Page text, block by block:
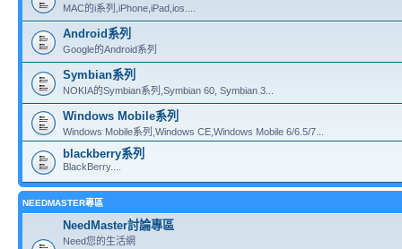
MAC的i系列,iPhone,iPad,ios....
Android系列
Google的Android系列
Symbian系列
NOKIA的Symbian系列,Symbian 60, Symbian 3...
Windows Mobile系列
Windows Mobile系列,Windows CE,Windows Mobile 6/6.5/7...
blackberry系列
BlackBerry....
NEEDMASTER專區
NeedMaster討論專區
Need您的生活網